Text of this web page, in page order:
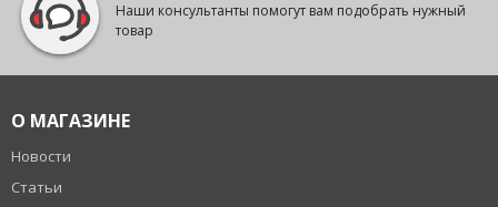
Наши консультанты помогут вам подобрать нужный
товар
О МАГАЗИНЕ
Новости
Статьи